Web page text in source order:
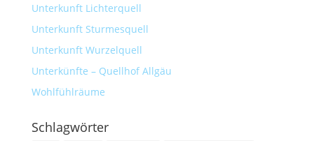
Unterkunft Lichterquell
Unterkunft Sturmesquell
Unterkunft Wurzelquell
Unterkünfte – Quellhof Allgäu
Wohlfühlräume
Schlagwörter